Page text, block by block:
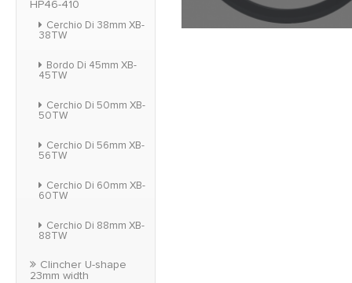
HP46-410
Cerchio Di 38mm XB-
38TW
Bordo Di 45mm XB-
45TW
Cerchio Di 50mm XB-
50TW
Cerchio Di 56mm XB-
56TW
Cerchio Di 60mm XB-
60TW
Cerchio Di 88mm XB-
88TW
Clincher U-shape
23mm width